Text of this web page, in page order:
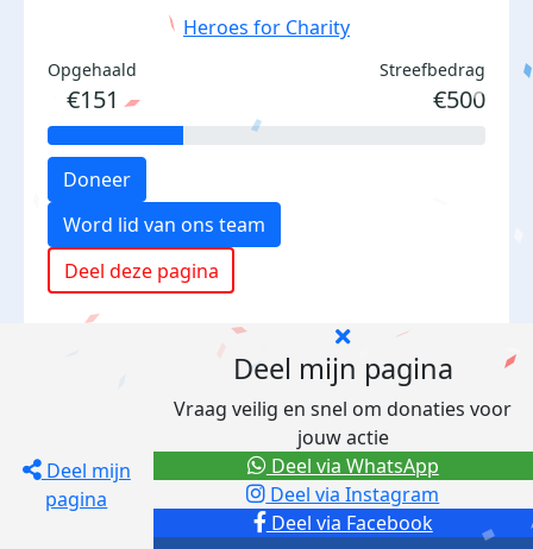
Heroes for Charity
Opgehaald
€151
Streefbedrag
€500
Doneer
Word lid van ons team
Deel deze pagina
Deel mijn
pagina
Deel mijn pagina
Vraag veilig en snel om donaties voor
jouw actie
Deel via Facebook
Deel via Instagram
Deel via WhatsApp